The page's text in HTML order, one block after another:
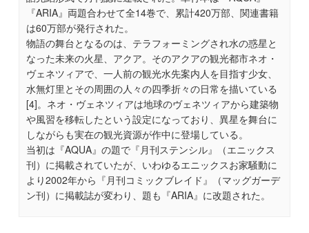
『ARIA』両題合わせて全14巻で、累計420万部、関連書籍
は60万部が発行された。
物語の舞台となるのは、テラフォーミングされ水の惑星と
なった未来の火星、アクア。そのアクアの観光都市ネオ・
ヴェネツィアで、一人前の観光水先案内人を目指す少女、
水無灯里とその周囲の人々の四季折々の日常を描いている
[4]。ネオ・ヴェネツィアは地球のヴェネツィアから建築物
や風習を移転したという設定になっており、異星を舞台に
しながらも実在の観光資源が作中に登場している。
当初は『AQUA』の題で『月刊ステンシル』（エニックス
刊）に掲載されていたが、いわゆるエニックスお家騒動に
より2002年から『月刊コミックブレイド』（マッグガーデ
ン刊）に掲載誌が変わり、題も『ARIA』に改題された。